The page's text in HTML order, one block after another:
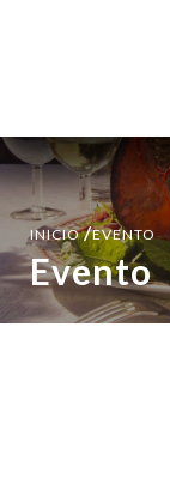
INICIO/EVENTO
Evento